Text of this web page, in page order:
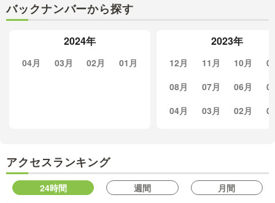
バックナンバーから探す
2024年
04月 03月 02月 01月
2023年
12月 11月 10月
08月
07月 06月
04月
03月 02月
アクセスランキング
24時間 週間 月間